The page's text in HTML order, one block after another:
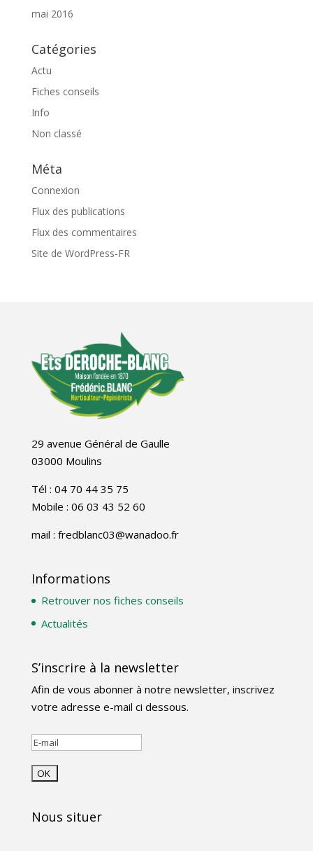
mai 2016
Catégories
Actu
Fiches conseils
Info
Non classé
Méta
Connexion
Flux des publications
Flux des commentaires
Site de WordPress-FR
29 avenue Général de Gaulle
03000 Moulins
Tél : 04 70 44 35 75
Mobile : 06 03 43 52 60
mail : fredblanc03@wanadoo.fr
Informations
Retrouver nos fiches conseils
Actualités
S’inscrire à la newsletter
Afin de vous abonner à notre newsletter, inscrivez
votre adresse e-mail ci dessous.
Nous situer